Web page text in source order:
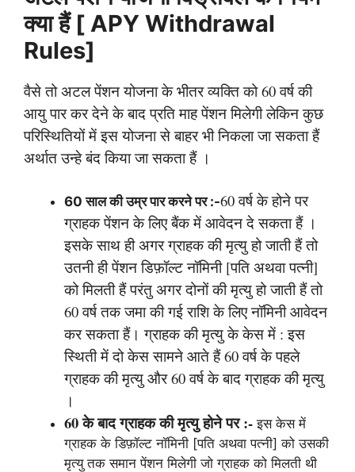
क्या हैं [ APY Withdrawal
Rules]
वैसे तो अटल पेंशन योजना के भीतर व्यक्ति को 60 वर्ष की
आयु पार कर देने के बाद प्रति माह पेंशन मिलेगी लेकिन कुछ
परिस्थितियों में इस योजना से बाहर भी निकला जा सकता हैं
अर्थात उन्हे बंद किया जा सकता हैं ।
60 साल की उम्र पार करने पर :-60 वर्ष के होने पर
ग्राहक पेंशन के लिए बैंक में आवेदन दे सकता हैं ।
इसके साथ ही अगर ग्राहक की मृत्यु हो जाती हैं तो
उतनी ही पेंशन डिफ़ॉल्ट नॉमिनी [पति अथवा पत्नी]
को मिलती हैं परंतु अगर दोनों की मृत्यु हो जाती हैं तो
60 वर्ष तक जमा की गई राशि के लिए नॉमिनी आवेदन
कर सकता हैं। ग्राहक की मृत्यु के केस में : इस
स्थिती में दो केस सामने आते हैं 60 वर्ष के पहले
ग्राहक की मृत्यु और 60 वर्ष के बाद ग्राहक की मृत्यु
।
60 के बाद ग्राहक की मृत्यु होने पर :- इस केस में
ग्राहक के डिफ़ॉल्ट नॉमिनी [पति अथवा पत्नी] को उसकी
मृत्यु तक समान पेंशन मिलेगी जो ग्राहक को मिलती थी